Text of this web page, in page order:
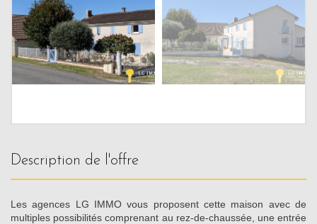
description de l'offre
Les agences LG IMMO vous proposent cette maison avec de
multiples possibilités comprenant au rez-de-chaussée, une entrée